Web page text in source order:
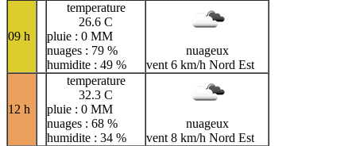
09 h
temperature
26.6 C
pluie : 0 MM
nuages : 79 %
humidite : 49 %
nuageux
vent 6 km/h Nord Est
12 h
temperature
32.3 C
pluie : 0 MM
nuages : 68 %
humidite : 34 %
nuageux
vent 8 km/h Nord Est